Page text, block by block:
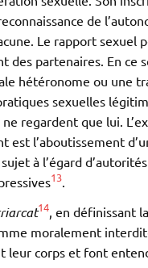
de
Le rapport sexuel
des partenaires. En ce
hétéronome ou une
sexuelles
regardent que lui.
est l’aboutissement
à l’égard
13
14 , en définissant
moralement
leur corps et font